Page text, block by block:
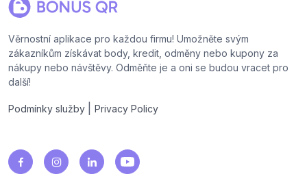
Věrnostní aplikace pro každou firmu! Umožněte svým
zákazníkům získávat body, kredit, odměny nebo kupony za
nákupy nebo návštěvy. Odměňte je a oni se budou vracet pro
další!
Podmínky služby Privacy Policy